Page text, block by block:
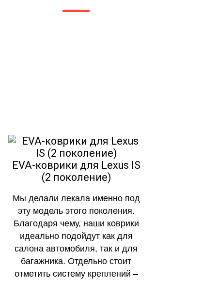
EVA-коврики для Lexus IS
(2 поколение)
Мы делали лекала именно под
эту модель этого поколения.
Благодаря чему, наши коврики
идеально подойдут как для
салона автомобиля, так и для
багажника. Отдельно стоит
отметить систему креплений –